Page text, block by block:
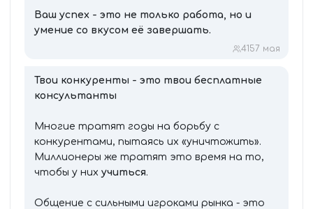
Ваш успех - это не только работа, но и
умение со вкусом её завершать.
4157 мая
Твои конкуренты - это твои бесплатные
консультанты
Многие тратят годы на борьбу с
конкурентами, пытаясь их «уничтожить».
Миллионеры же тратят это время на то,
чтобы у них учиться.
Общение с сильными игроками рынка - это